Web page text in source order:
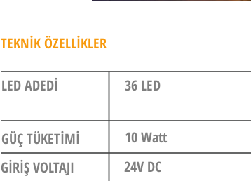
TEKNİK ÖZELLİKLER
LED ADEDİ 36 LED
10 Watt
GÜÇ TÜKETİMİ
24V DC
GİRİŞ VOLTAJI